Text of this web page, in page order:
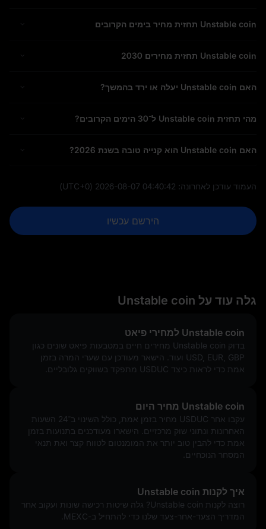
Unstable coin תחזית מחיר בימים הקרובים
Unstable coin תחזית מחירים 2030
האם Unstable coin יעלה או ירד בהמשך?
מהי תחזית Unstable coin ל־30 הימים הקרובים?
האם Unstable coin הוא קנייה טובה בשנת 2026?
העמוד עודכן לאחרונה: 2026-08-07 04:40:42
(UTC+0)
הירשם עכשיו
גלה עוד על Unstable coin
Unstable coin למחירי פיאט
בדוק Unstable coin מחירים חיים במטבעות פיאט שונים כגון
USD, EUR, GBP ועוד. הישאר מעודכן עם שערי המרה בזמן
אמת כדי לראות כיצד USDUC מתפקד בשווקים גלובליים.
Unstable coin מחיר היום
עקבו אחר USDUC מחיר בזמן אמת, כולל השינוי ב־24 השעות
האחרונות ונתוני שוק מרכזיים. הישארו מעודכנים בתנועות בזמן
אמת כדי להבין טוב יותר את המומנטום לטווח קצר ואת תנאי
המסחר הנוכחיים.
איך לקנות Unstable coin
רוצה לקנות Unstable coin? גלה שיטות רכישה שונות ועקוב אחר
המדריך הצעד-אחר-צעד שלנו כדי להתחיל ב-MEXC.